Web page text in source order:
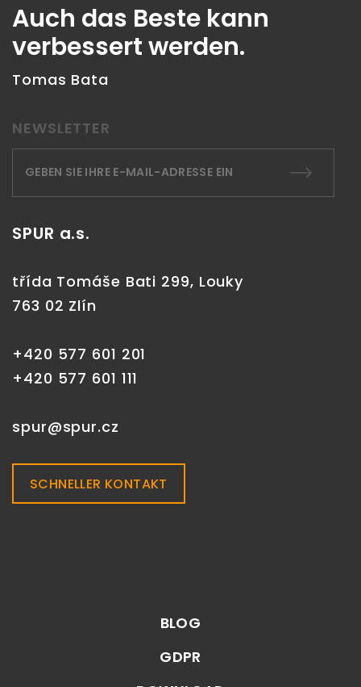
Auch das Beste kann
verbessert werden.
Tomas Bata
NEWSLETTER
SPUR a.s.
třída Tomáše Bati 299, Louky
763 02 Zlín
+420 577 601 201
+420 577 601 111
spur@spur.cz
SCHNELLER KONTAKT
BLOG
GDPR